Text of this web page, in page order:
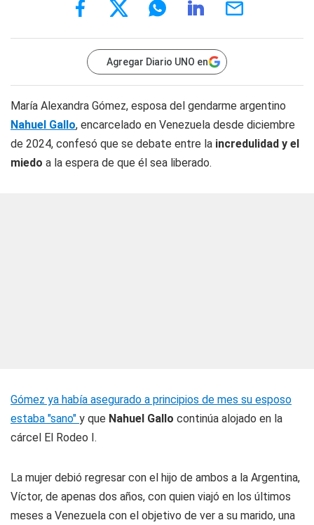
Agregar Diario UNO en
María Alexandra Gómez, esposa del gendarme argentino
Nahuel Gallo, encarcelado en Venezuela desde diciembre
de 2024, confesó que se debate entre la incredulidad y el
miedo a la espera de que él sea liberado.
Gómez ya había asegurado a principios de mes su esposo
estaba "sano" y que Nahuel Gallo continúa alojado en la
cárcel El Rodeo I.
La mujer debió regresar con el hijo de ambos a la Argentina,
Víctor, de apenas dos años, con quien viajó en los últimos
meses a Venezuela con el objetivo de ver a su marido, una